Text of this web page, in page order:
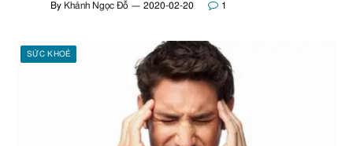
By Khánh Ngọc Đỗ 2020-02-20 1
SỨC KHOẺ